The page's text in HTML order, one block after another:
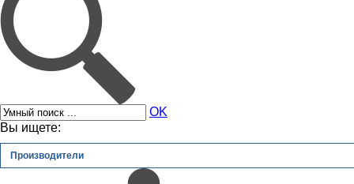
OK
Вы ищете:
Производители